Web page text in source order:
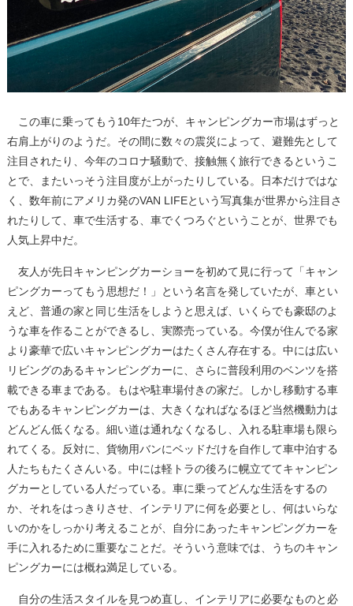
この車に乗ってもう10年たつが、キャンピングカー市場はずっと
右肩上がりのようだ。その間に数々の震災によって、避難先として
注目されたり、今年のコロナ騒動で、接触無く旅行できるというこ
とで、またいっそう注目度が上がったりしている。日本だけではな
く、数年前にアメリカ発のVAN LIFEという写真集が世界から注目さ
れたりして、車で生活する、車でくつろぐということが、世界でも
人気上昇中だ。
友人が先日キャンピングカーショーを初めて見に行って「キャン
ピングカーってもう思想だ！」という名言を発していたが、車とい
えど、普通の家と同じ生活をしようと思えば、いくらでも豪邸のよ
うな車を作ることができるし、実際売っている。今僕が住んでる家
より豪華で広いキャンピングカーはたくさん存在する。中には広い
リビングのあるキャンピングカーに、さらに普段利用のベンツを搭
載できる車まである。もはや駐車場付きの家だ。しかし移動する車
でもあるキャンピングカーは、大きくなればなるほど当然機動力は
どんどん低くなる。細い道は通れなくなるし、入れる駐車場も限ら
れてくる。反対に、貨物用バンにベッドだけを自作して車中泊する
人たちもたくさんいる。中には軽トラの後ろに幌立ててキャンピン
グカーとしている人だっている。車に乗ってどんな生活をするの
か、それをはっきりさせ、インテリアに何を必要とし、何はいらな
いのかをしっかり考えることが、自分にあったキャンピングカーを
手に入れるために重要なことだ。そういう意味では、うちのキャン
ピングカーには概ね満足している。
自分の生活スタイルを見つめ直し、インテリアに必要なものと必